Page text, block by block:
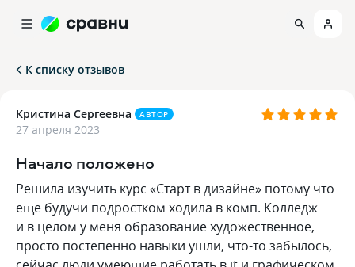
К списку отзывов
Кристина Сергеевна АВТОР
27 апреля 2023
Начало положено
Решила изучить курс «Старт в дизайне» потому что
ещё будучи подростком ходила в комп. Колледж
и в целом у меня образование художественное,
просто постепенно навыки ушли, что-то забылось,